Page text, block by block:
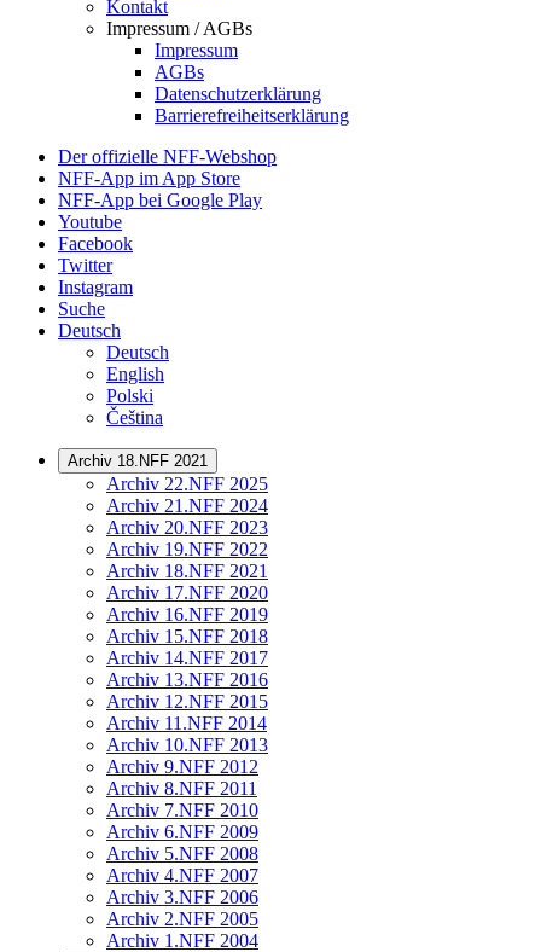
Kontakt
Impressum / AGBs
Impressum
AGBs
Datenschutzerklärung
Barrierefreiheitserklärung
Der offizielle NFF-Webshop
NFF-App im App Store
NFF-App bei Google Play
Youtube
Facebook
Twitter
Instagram
Suche
Deutsch
Deutsch
English
Polski
Čeština
Archiv 18.NFF 2021
Archiv 22.NFF 2025
Archiv 21.NFF 2024
Archiv 20.NFF 2023
Archiv 19.NFF 2022
Archiv 18.NFF 2021
Archiv 17.NFF 2020
Archiv 16.NFF 2019
Archiv 15.NFF 2018
Archiv 14.NFF 2017
Archiv 13.NFF 2016
Archiv 12.NFF 2015
Archiv 11.NFF 2014
Archiv 10.NFF 2013
Archiv 9.NFF 2012
Archiv 8.NFF 2011
Archiv 7.NFF 2010
Archiv 6.NFF 2009
Archiv 5.NFF 2008
Archiv 4.NFF 2007
Archiv 3.NFF 2006
Archiv 2.NFF 2005
Archiv 1.NFF 2004